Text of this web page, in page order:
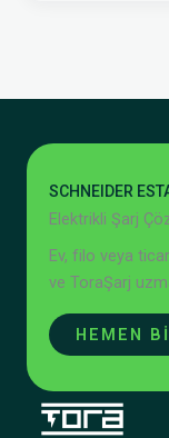
SCHNEIDER
Elektrikli Şarj
Ev, filo veya
ve ToraŞarj
HEMEN